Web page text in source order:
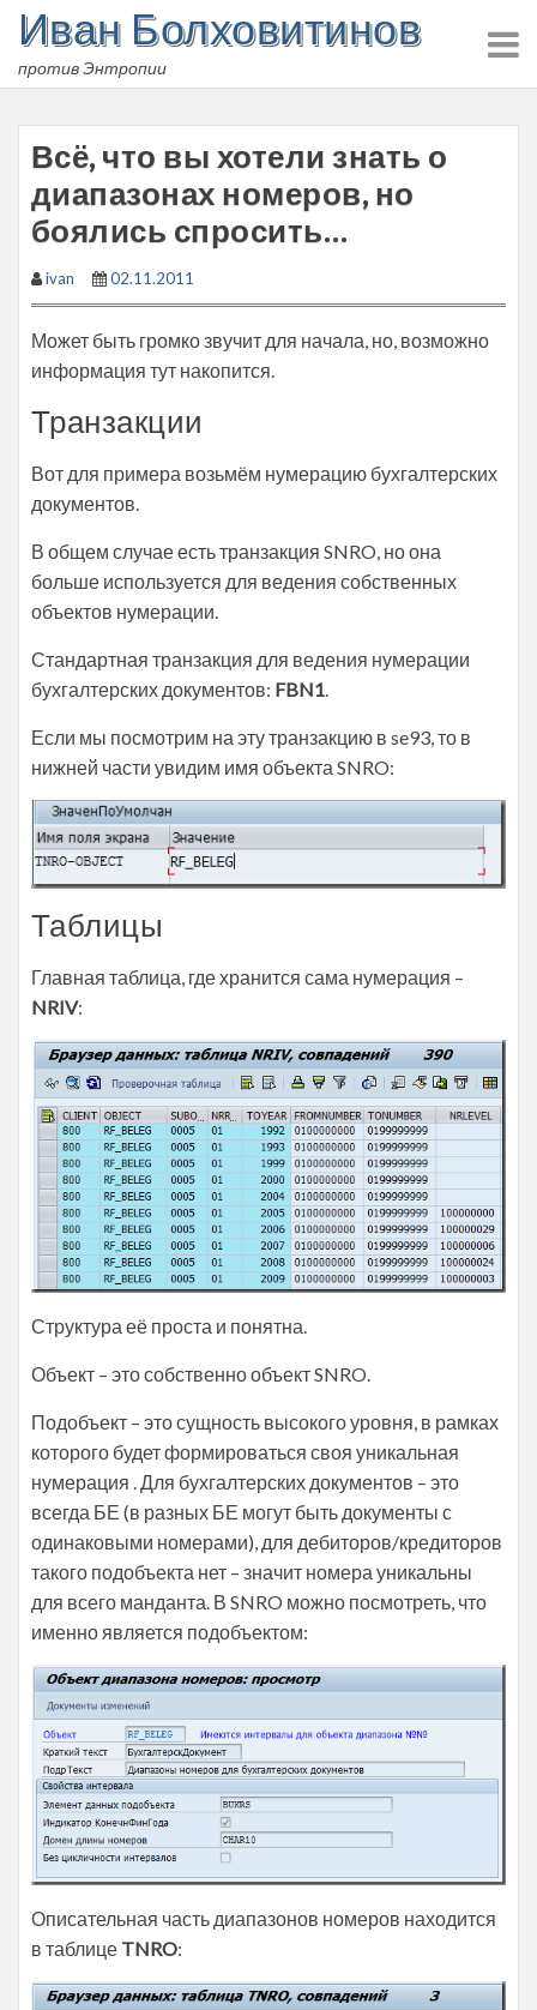
Skip
content
Иван Болховитинов
против Энтропии
Всё, что вы хотели знать о
диапазонах номеров, но
боялись спросить…
ivan 02.11.2011
Может быть громко звучит для начала, но, возможно
информация тут накопится.
Транзакции
Вот для примера возьмём нумерацию бухгалтерских
документов.
В общем случае есть транзакция SNRO, но она
больше используется для ведения собственных
объектов нумерации.
Стандартная транзакция для ведения нумерации
бухгалтерских документов: FBN1.
Если мы посмотрим на эту транзакцию в se93, то в
нижней части увидим имя объекта SNRO:
Таблицы
Главная таблица, где хранится сама нумерация –
NRIV:
Структура её проста и понятна.
Объект – это собственно объект SNRO.
Подобъект – это сущность высокого уровня, в рамках
которого будет формироваться своя уникальная
нумерация . Для бухгалтерских документов – это
всегда БЕ (в разных БЕ могут быть документы с
одинаковыми номерами), для дебиторов/кредиторов
такого подобъекта нет – значит номера уникальны
для всего манданта. В SNRO можно посмотреть, что
именно является подобъектом:
Описательная часть диапазонов номеров находится
в таблице TNRO: